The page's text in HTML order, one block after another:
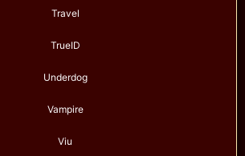
Travel
TrueID
Underdog
Vampire
Viu